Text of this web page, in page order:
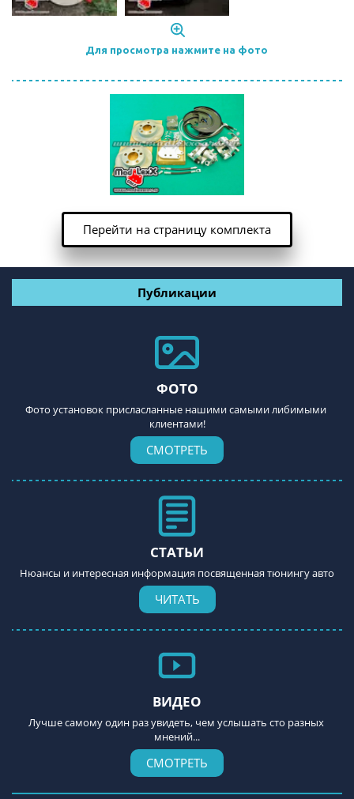
Для просмотра нажмите на фото
Перейти на страницу комплекта
Публикации
ФОТО
Фото установок присласланные нашими самыми либимыми
клиентами!
СМОТРЕТЬ
СТАТЬИ
Нюансы и интересная информация посвященная тюнингу авто
ЧИТАТЬ
ВИДЕО
Лучше самому один раз увидеть, чем услышать сто разных
мнений...
СМОТРЕТЬ